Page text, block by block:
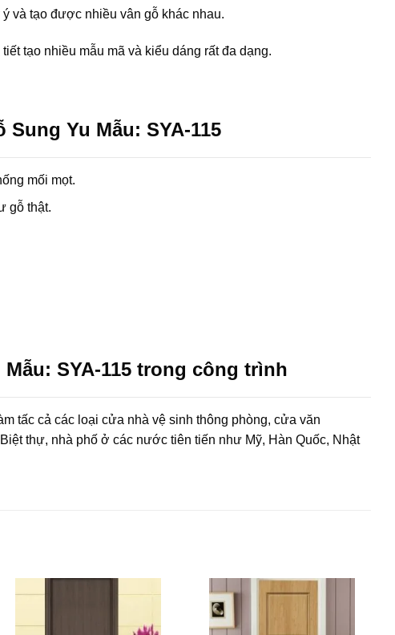
và tạo được nhiều vân gỗ khác nhau.
tạo nhiều mẫu mã và kiểu dáng rất đa dạng.
Yu Mẫu: SYA-115
mối mọt.
gỗ thật.
SYA-115 trong công trình
tấc cả các loại cửa nhà vệ sinh thông phòng, cửa văn
thự, nhà phố ở các nước tiên tiến như Mỹ, Hàn Quốc, Nhật